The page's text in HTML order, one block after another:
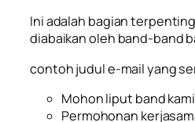
Ini adalah bagian
diabaikan oleh band-band
contoh judul e-mail yang
Mohon liput band
Permohonan